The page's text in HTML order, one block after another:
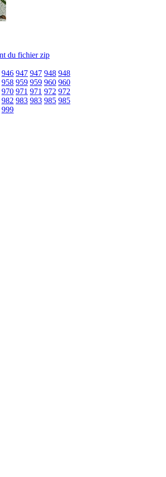
946 947 947 948 948
958 959 959 960 960
970 971 971 972 972
982 983 983 985 985
999